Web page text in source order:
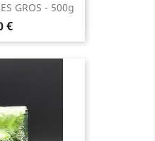
GROS - 500g
€